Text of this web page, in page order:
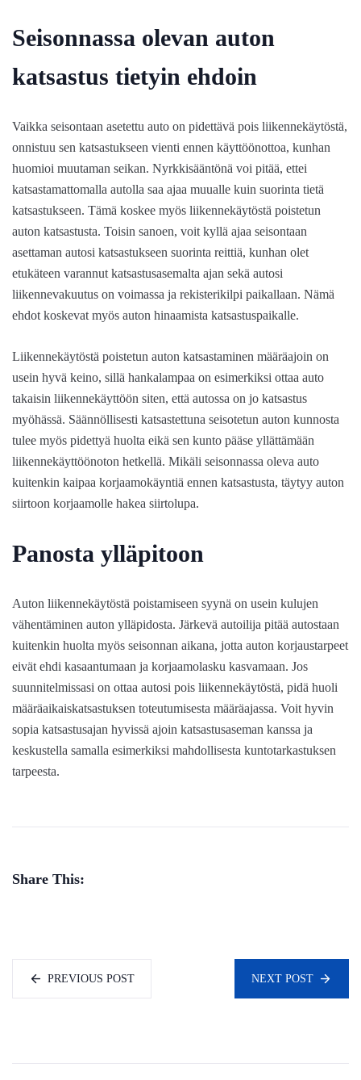
Seisonnassa olevan auton
katsastus tietyin ehdoin
Vaikka seisontaan asetettu auto on pidettävä pois liikennekäytöstä,
onnistuu sen katsastukseen vienti ennen käyttöönottoa, kunhan
huomioi muutaman seikan. Nyrkkisääntönä voi pitää, ettei
katsastamattomalla autolla saa ajaa muualle kuin suorinta tietä
katsastukseen. Tämä koskee myös liikennekäytöstä poistetun
auton katsastusta. Toisin sanoen, voit kyllä ajaa seisontaan
asettaman autosi katsastukseen suorinta reittiä, kunhan olet
etukäteen varannut katsastusasemalta ajan sekä autosi
liikennevakuutus on voimassa ja rekisterikilpi paikallaan. Nämä
ehdot koskevat myös auton hinaamista katsastuspaikalle.
Liikennekäytöstä poistetun auton katsastaminen määräajoin on
usein hyvä keino, sillä hankalampaa on esimerkiksi ottaa auto
takaisin liikennekäyttöön siten, että autossa on jo katsastus
myöhässä. Säännöllisesti katsastettuna seisotetun auton kunnosta
tulee myös pidettyä huolta eikä sen kunto pääse yllättämään
liikennekäyttöönoton hetkellä. Mikäli seisonnassa oleva auto
kuitenkin kaipaa korjaamokäyntiä ennen katsastusta, täytyy auton
siirtoon korjaamolle hakea siirtolupa.
Panosta ylläpitoon
Auton liikennekäytöstä poistamiseen syynä on usein kulujen
vähentäminen auton ylläpidosta. Järkevä autoilija pitää autostaan
kuitenkin huolta myös seisonnan aikana, jotta auton korjaustarpeet
eivät ehdi kasaantumaan ja korjaamolasku kasvamaan. Jos
suunnitelmissasi on ottaa autosi pois liikennekäytöstä, pidä huoli
määräaikaiskatsastuksen toteutumisesta määräajassa. Voit hyvin
sopia katsastusajan hyvissä ajoin katsastusaseman kanssa ja
keskustella samalla esimerkiksi mahdollisesta kuntotarkastuksen
tarpeesta.
Share This:
PREVIOUS POST NEXT POST